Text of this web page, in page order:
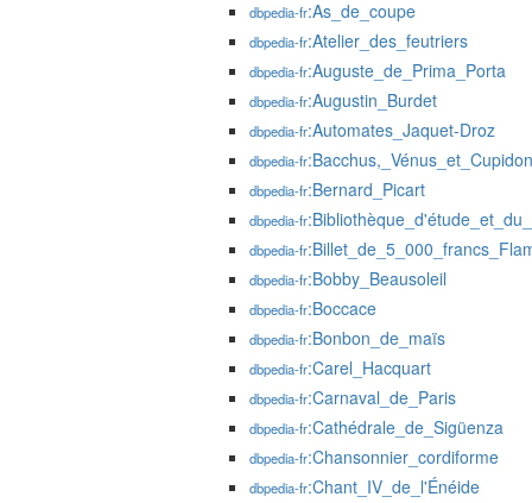
dbpedia-fr:As_de_coupe
dbpedia-fr:Atelier_des_feutriers
dbpedia-fr:Auguste_de_Prima_Porta
dbpedia-fr:Augustin_Burdet
dbpedia-fr:Automates_Jaquet-Droz
dbpedia-fr:Bacchus,_Vénus_et_Cupidon
dbpedia-fr:Bernard_Picart
dbpedia-fr
dbpedia-fr
dbpedia-fr:Bobby_Beausoleil
dbpedia-fr:Boccace
dbpedia-fr:Bonbon_de_maïs
dbpedia-fr:Carel_Hacquart
dbpedia-fr:Carnaval_de_Paris
dbpedia-fr:Cathédrale_de_Sigüenza
dbpedia-fr:Chansonnier_cordiforme
dbpedia-fr:Chant_IV_de_l'Énéide